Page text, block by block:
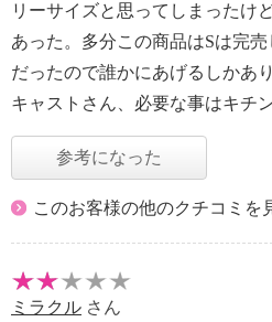
リーサイズと思ってしまったけ
あった。多分この商品はSは完
だったので誰かにあげるしかあ
キャストさん、必要な事はキチ
参考になった
このお客様の他のクチコミを
ミラクル さん